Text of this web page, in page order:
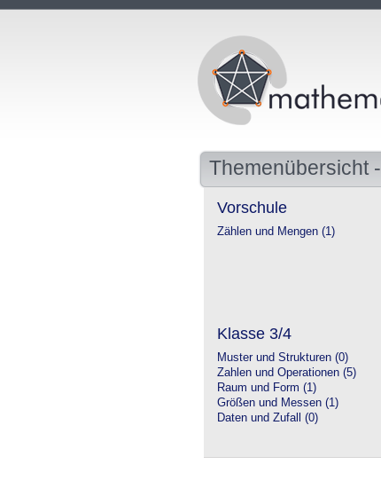
Themenübersicht
Vorschule
Zählen und Mengen (1)
Klasse 3/4
Muster und Strukturen (0)
Zahlen und Operationen (5)
Raum und Form (1)
Größen und Messen (1)
Daten und Zufall (0)